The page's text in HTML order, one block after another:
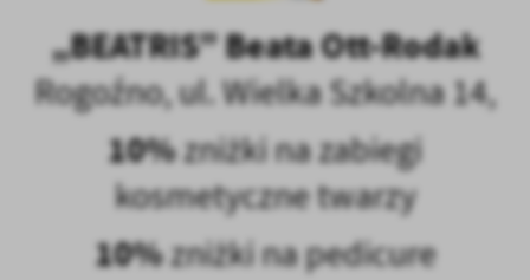
„BEATRIS” Beata Ott-Rodak
Rogoźno, ul. Wielka Szkolna 14,
10%zniżki na zabiegi
kosmetyczne twarzy
10%zniżki na pedicure